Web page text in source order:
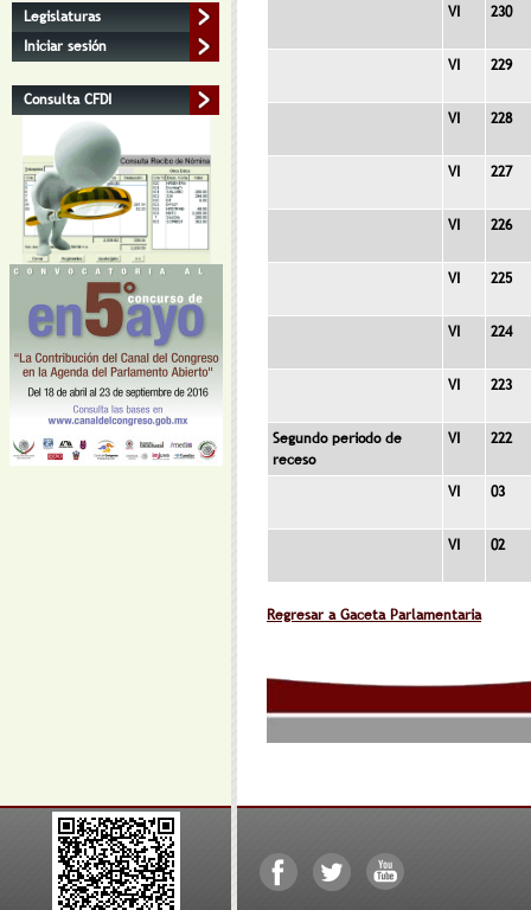
Legislaturas
Iniciar sesión
Consulta CFDI
VI 230
VI 229
VI 228
VI 227
VI 226
VI 225
VI 224
VI 223
Segundo periodo de
receso
VI 222
VI 03
VI 02
Regresar a Gaceta Parlamentaria